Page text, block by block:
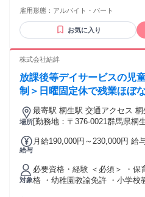
＞ 理学療法士 作業療法士 言語聴覚士 臨床心理士 公認心理師
などの資格を
雇用形態： アルバイト・パート
お気に入り
株式会社結絆
放課後等デイサービスの児
制＞日曜固定休で残業ほぼ
場所
最寄駅 桐生駅 交通アクセス 桐生駅から徒歩で約8分 ※車通勤
可（駐車場完備）
[勤務地：〒376-0021群馬県桐
給与
月給190,000円～230,000円 給
ま
対象
必要資格・経験 ＜必須＞ ・保育士免許 ・児童指導員任用資
格 ・幼稚園教諭免許 ・小学校教諭免許 ・中学校教諭免許 ・